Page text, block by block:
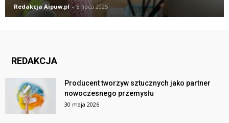
Redakcja Aipuw.pl - 8 lipca 2025
REDAKCJA
Producent tworzyw sztucznych jako partner
nowoczesnego przemysłu
30 maja 2026